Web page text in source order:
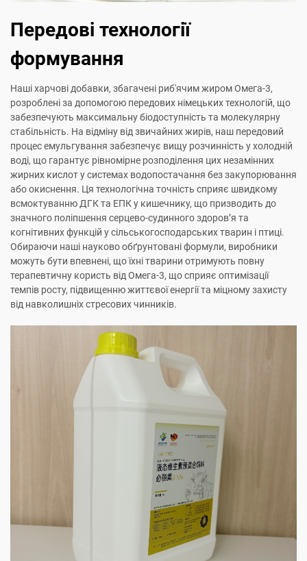
Передові технології
формування
Наші харчові добавки, збагачені риб'ячим жиром Омега-3,
розроблені за допомогою передових німецьких технологій, що
забезпечують максимальну біодоступність та молекулярну
стабільність. На відміну від звичайних жирів, наш передовий
процес емульгування забезпечує вищу розчинність у холодній
воді, що гарантує рівномірне розподілення цих незамінних
жирних кислот у системах водопостачання без закупорювання
або окиснення. Ця технологічна точність сприяє швидкому
всмоктуванню ДГК та ЕПК у кишечнику, що призводить до
значного поліпшення серцево-судинного здоров’я та
когнітивних функцій у сільськогосподарських тварин і птиці.
Обираючи наші науково обґрунтовані формули, виробники
можуть бути впевнені, що їхні тварини отримують повну
терапевтичну користь від Омега-3, що сприяє оптимізації
темпів росту, підвищенню життєвої енергії та міцному захисту
від навколишніх стресових чинників.